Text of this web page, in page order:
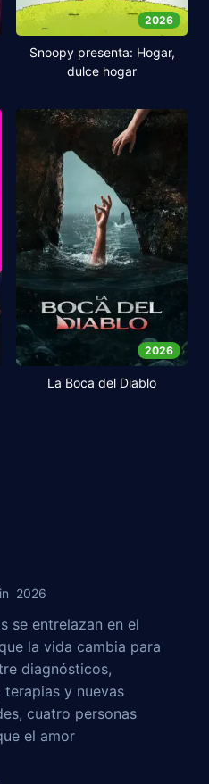
2026
Snoopy presenta: Hogar,
dulce hogar
2026
La Boca del Diablo
2026
se entrelazan en el
la vida cambia para
diagnósticos,
terapias y nuevas
cuatro personas
el amor